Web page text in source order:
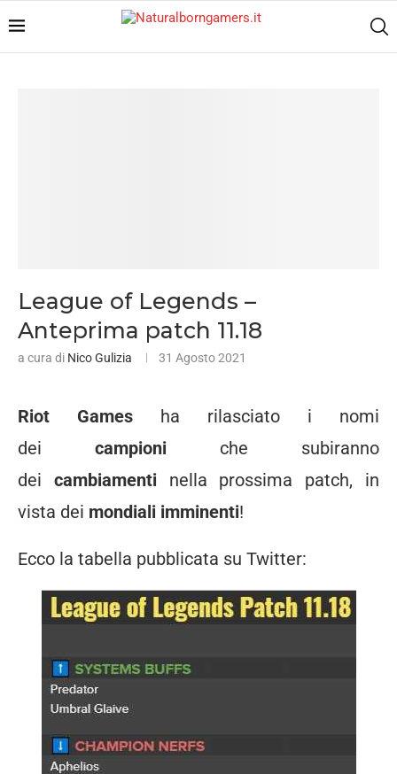
League of Legends –
Anteprima patch 11.18
a cura di Nico Gulizia 31 Agosto 2021
Riot Games ha rilasciato i nomi
dei campioni che subiranno
dei cambiamenti nella prossima patch, in
vista dei mondiali imminenti!
Ecco la tabella pubblicata su Twitter: